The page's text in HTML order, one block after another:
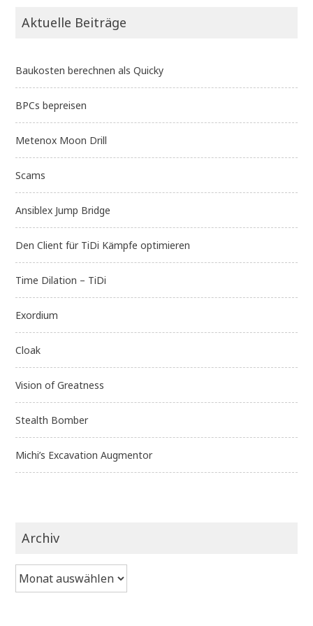
Aktuelle Beiträge
Baukosten berechnen als Quicky
BPCs bepreisen
Metenox Moon Drill
Scams
Ansiblex Jump Bridge
Den Client für TiDi Kämpfe optimieren
Time Dilation – TiDi
Exordium
Cloak
Vision of Greatness
Stealth Bomber
Michi’s Excavation Augmentor
Archiv
Archiv